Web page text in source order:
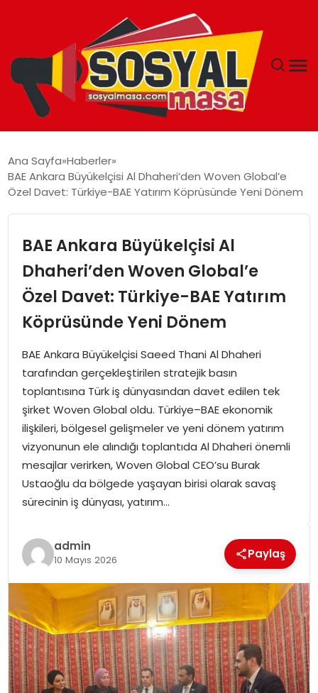
EKONOMI
EĞITIM
SPOR
GÜNDEM
MAGAZIN
Ana Sayfa Haberler
BAE Ankara Büyükelçisi Al Dhaheri’den Woven Global’e
Özel Davet: Türkiye-BAE Yatırım Köprüsünde Yeni Dönem
BAE Ankara Büyükelçisi Al
Dhaheri’den Woven Global’e
Özel Davet: Türkiye-BAE Yatırım
Köprüsünde Yeni Dönem
BAE Ankara Büyükelçisi Saeed Thani Al Dhaheri
tarafından gerçekleştirilen stratejik basın
toplantısına Türk iş dünyasından davet edilen tek
şirket Woven Global oldu. Türkiye–BAE ekonomik
ilişkileri, bölgesel gelişmeler ve yeni dönem yatırım
vizyonunun ele alındığı toplantıda Al Dhaheri önemli
mesajlar verirken, Woven Global CEO’su Burak
Ustaoğlu da bölgede yaşayan birisi olarak savaş
sürecinin iş dünyası, yatırım…
admin
10 Mayıs 2026 Paylaş